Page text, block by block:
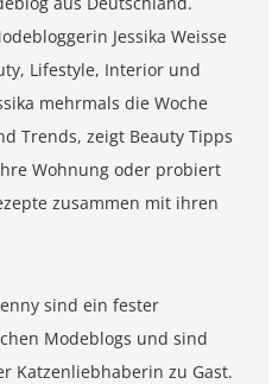
Jessika Weisse
Lifestyle, Interior und
mehrmals die Woche
Trends, zeigt Beauty Tipps
Wohnung oder probiert
zusammen mit ihren
sind ein fester
Modeblogs und sind
Katzenliebhaberin zu Gast.